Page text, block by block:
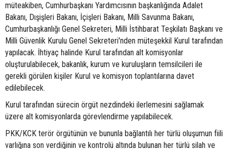
müteakiben, Cumhurbaşkanı Yardımcısının başkanlığında Adalet
Bakanı, Dışişleri Bakanı, İçişleri Bakanı, Milli Savunma Bakanı,
Cumhurbaşkanlığı Genel Sekreteri, Milli İstihbarat Teşkilatı Başkanı ve
Milli Güvenlik Kurulu Genel Sekreteri'nden müteşekkil Kurul tarafından
yapılacak. İhtiyaç halinde Kurul tarafından alt komisyonlar
oluşturulabilecek, bakanlık, kurum ve kuruluşların temsilcileri ile
gerekli görülen kişiler Kurul ve komisyon toplantılarına davet
edilebilecek.
Kurul tarafından sürecin örgüt nezdindeki ilerlemesini sağlamak
üzere alt komisyonlarda görevlendirme yapılabilecek.
PKK/KCK terör örgütünün ve bununla bağlantılı her türlü oluşumun fiili
varlığına son verdiğinin ve kontrolü altında bulunan her türlü silah ve